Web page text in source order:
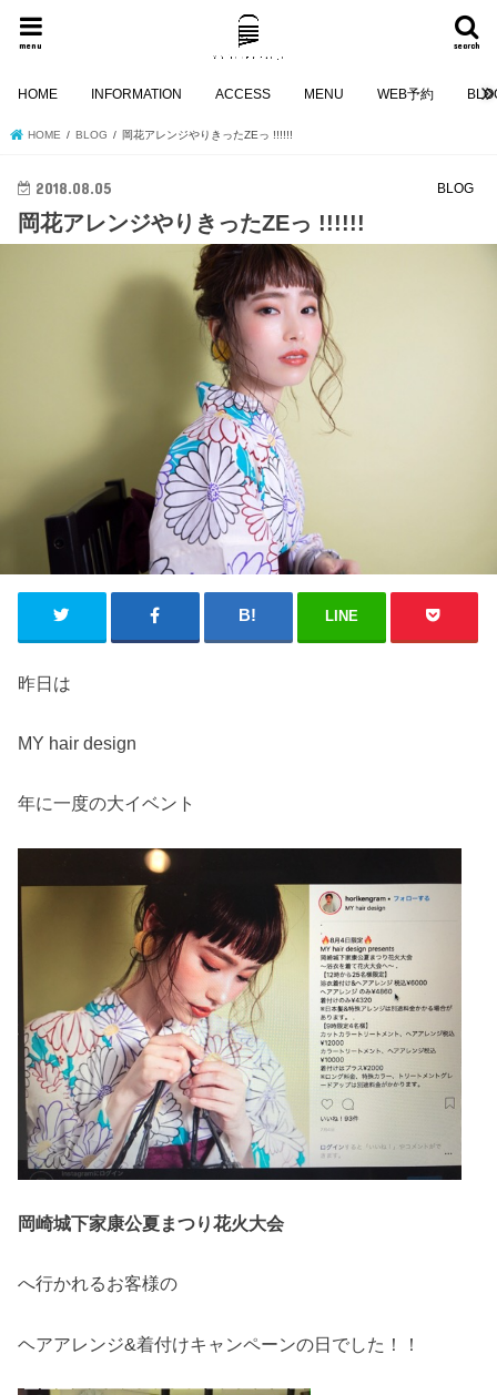
search
menu
HOME INFORMATION ACCESS MENU WEB予約
HOME BLOG 岡花アレンジやりきったZEっ !!!!!!
BLOG
2018.08.05
岡花アレンジやりきったZEっ !!!!!!
LINE
昨日は
MY hair design
年に一度の大イベント
岡崎城下家康公夏まつり花火大会
へ行かれるお客様の
ヘアアレンジ&着付けキャンペーンの日でした！！